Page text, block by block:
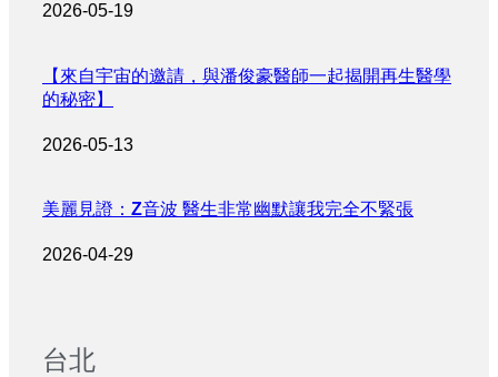
2026-05-19
【來自宇宙的邀請，與潘俊豪醫師一起揭開再生醫學
的秘密】
2026-05-13
美麗見證：Z音波 醫生非常幽默讓我完全不緊張
2026-04-29
台北